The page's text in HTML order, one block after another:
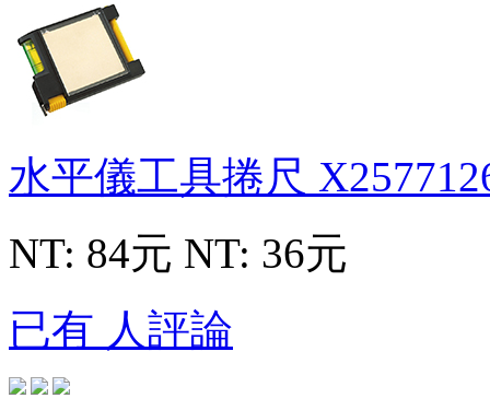
水平儀工具捲尺
NT: 84元 NT: 36元
已有 人評論